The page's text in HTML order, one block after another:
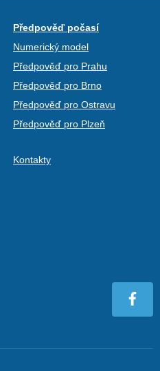
Předpověď počasí
Numerický model
Předpověď pro Prahu
Předpověď pro Brno
Předpověď pro Ostravu
Předpověď pro Plzeň
Kontakty